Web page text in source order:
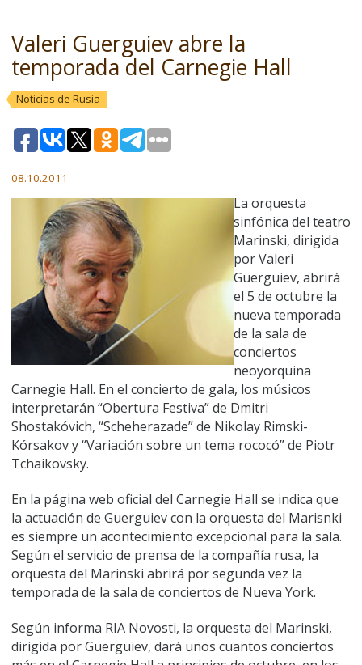
Valeri Guerguiev abre la
temporada del Carnegie Hall
Noticias de Rusia
08.10.2011
La orquesta
sinfónica del teatro
Marinski, dirigida
por Valeri
Guerguiev, abrirá
el 5 de octubre la
nueva temporada
de la sala de
conciertos
neoyorquina
Carnegie Hall. En el concierto de gala, los músicos
interpretarán “Obertura Festiva” de Dmitri
Shostakóvich, “Scheherazade” de Nikolay Rimski-
Kórsakov y “Variación sobre un tema rococó” de Piotr
Tchaikovsky.
En la página web oficial del Carnegie Hall se indica que
la actuación de Guerguiev con la orquesta del Marisnki
es siempre un acontecimiento excepcional para la sala.
Según el servicio de prensa de la compañía rusa, la
orquesta del Marinski abrirá por segunda vez la
temporada de la sala de conciertos de Nueva York.
Según informa RIA Novosti, la orquesta del Marinski,
dirigida por Guerguiev, dará unos cuantos conciertos